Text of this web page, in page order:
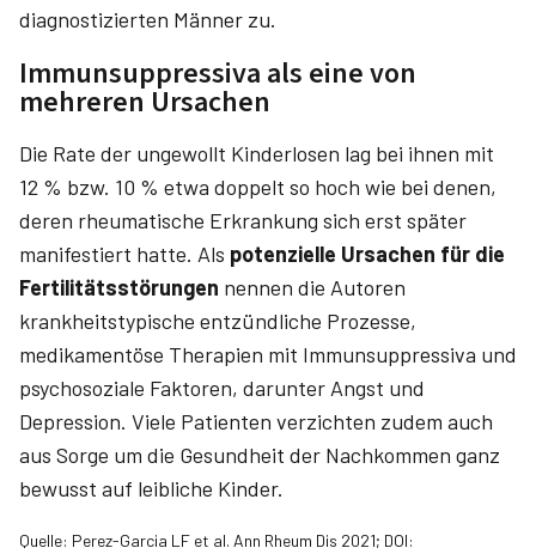
diagnostizierten Männer zu.
Immunsuppressiva als eine von
mehreren Ursachen
Die Rate der ungewollt Kinderlosen lag bei ihnen mit
12 % bzw. 10 % etwa doppelt so hoch wie bei denen,
deren rheumatische Erkrankung sich erst später
manifestiert hatte. Als potenzielle Ursachen für die
Fertilitätsstörungen nennen die Autoren
krankheitstypische entzündliche Prozesse,
medikamentöse Therapien mit Immunsuppressiva und
psychosoziale Faktoren, darunter Angst und
Depression. Viele Patienten verzichten zudem auch
aus Sorge um die Gesundheit der Nachkommen ganz
bewusst auf leibliche Kinder.
Quelle: Perez-Garcia LF et al. Ann Rheum Dis 2021; DOI: